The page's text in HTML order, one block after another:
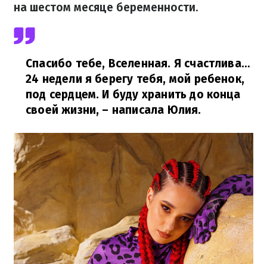
на шестом месяце беременности.
Спасибо тебе, Вселенная. Я счастлива…
24 недели я берегу тебя, мой ребенок,
под сердцем. И буду хранить до конца
своей жизни, – написала Юлия.